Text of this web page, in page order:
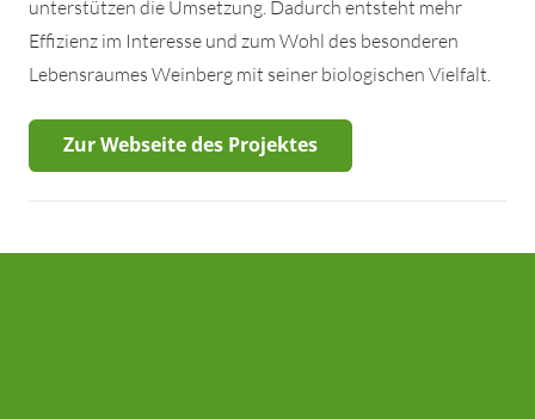
unterstützen die Umsetzung. Dadurch entsteht mehr
Effizienz im Interesse und zum Wohl des besonderen
Lebensraumes Weinberg mit seiner biologischen Vielfalt.
Zur Webseite des Projektes